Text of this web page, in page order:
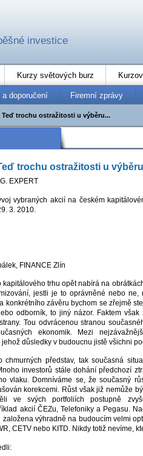
investice
Kurzy světových burz
a doporučení Firemní zprávy
Teď trochu ostražitosti u výběru...
trochu ostražitosti u
EXPERT
vybraných akcií na českém
3. 2010.
FINANCE Zlín
trhu opět nabírá na
jestli je to oprávněné nebo
konkrétního závěru bychom se zřejmě
odborník, to jiný názor. Faktem
Tou odvrácenou stranou
ekonomik. Mezi
důsledky v budoucnu jistě všichni
chmurných představ, tak současná
investorů stále dohání předchozí
vlaku. Domníváme se, že současný
korekcemi. Růst však již nemůže
ve svých portfoliích postupně
akcií ČEZu, Telefoniky a Pegasu.
výhradně na budoucím velmi
CETV nebo KITD. Nikdy totiž nevíme,